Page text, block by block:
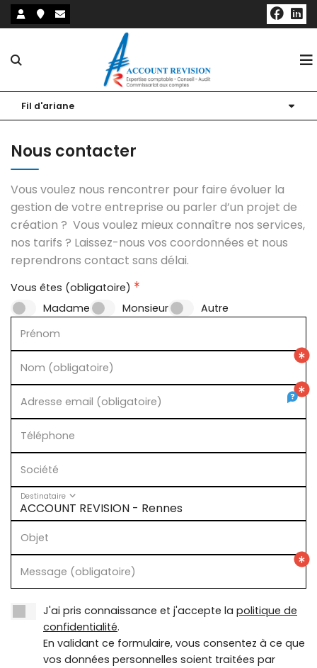
Notre cabinet
Nos bureaux
Nos associés
Nos partenaires
Expertise comptable et fiscale
Audit et commissariat aux comptes
Expertise RH et Paie
Création / Reprise d'entreprise
Conseil et accompagnement du dirigeant
Consolidation
Nos outils
Nos outils collaboratifs
Sites utiles
Simulateurs
Échéanciers
Actualités
Notre blog
Fil d'ariane
Nous contacter
Vous voulez nous rencontrer pour faire évoluer la
gestion de votre entreprise ou parler d’un projet de
création ? Vous voulez mieux connaître nos services,
nos tarifs ? Laissez-nous vos coordonnées et nous
reprendrons contact sans délai.
Madame Monsieur Autre
Vous êtes (obligatoire)
Prénom
Nom (obligatoire)
Adresse email (obligatoire)
Téléphone
Société
Destinataire
Objet
Message (obligatoire)
J'ai pris connaissance et j'accepte la politique de
confidentialité.
En validant ce formulaire, vous consentez à ce que
vos données personnelles soient traitées par